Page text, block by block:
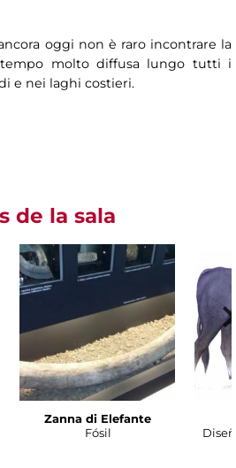
oggi non è raro incontrare la
molto diffusa lungo tutti i
e nei laghi costieri.
de la sala
Zanna di Elefante
Fósil